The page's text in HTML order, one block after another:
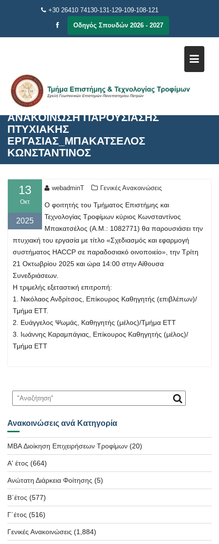
+30 26410 74130-131-129-109-108-121
Οδηγός Σπουδών 2026 - 2027
ΑΝΑΚΟΙΝΩΣΗ ΠΑΡΟΥΣΙΑΣΗΣ
ΠΤΥΧΙΑΚΗΣ
ΕΡΓΑΣΙΑΣ_ΜΠΑΚΑΤΣΕΛΟΣ
ΚΩΝΣΤΑΝΤΙΝΟΣ
13
Οκτ
2025
webadminT Γενικές Ανακοινώσεις
Ο φοιτητής του Τμήματος Επιστήμης και
Τεχνολογίας Τροφίμων κύριος Κωνσταντίνος
Μπακατσέλος (Α.Μ.: 1082771) θα παρουσιάσει την
πτυχιακή του εργασία με τίτλο «Σχεδιασμός και εφαρμογή
συστήματος HACCP σε παραδοσιακό οινοποιείο», την Τρίτη
21 Οκτωβρίου 2025 και ώρα 14:00 στην Αίθουσα
Συνεδριάσεων.
Η τριμελής εξεταστική επιτροπή:
1. Νικόλαος Ανδρίτσος, Επίκουρος Καθηγητής (επιβλέπων)/
Τμήμα ΕΤΤ.
2. Ευάγγελος Ψωμάς, Καθηγητής (μέλος)/Τμήμα ΕΤΤ
3. Ιωάννης Καραμπάγιας, Επίκουρος Καθηγητής (μέλος)/
Τμήμα ΕΤΤ
Ανακοινώσεις ανά Κατηγορία
MBA Διοίκηση Επιχειρήσεων Τροφίμων (20)
Α' έτος (664)
Ανώτατη Διάρκεια Φοίτησης (5)
Β΄έτος (577)
Γ΄έτος (516)
Γενικές Ανακοινώσεις (1,884)